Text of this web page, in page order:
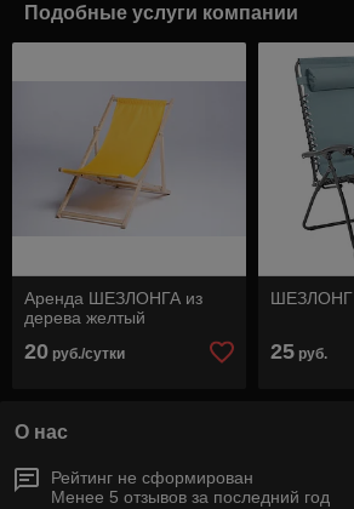
Подобные услуги компании
Аренда ШЕЗЛОНГА из
дерева желтый
20 руб./сутки
ШЕЗЛОНГ
25руб.
О нас
Рейтинг не сформирован
Менее 5 отзывов за последний год